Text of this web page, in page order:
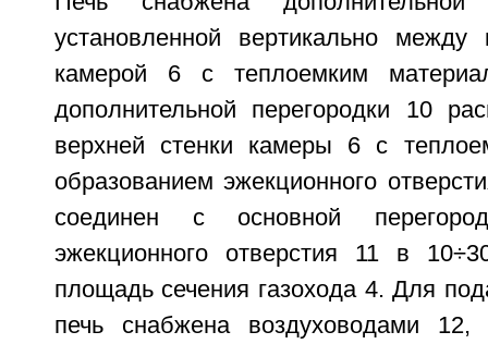
установленной вертикально
камерой 6 с теплоемким
дополнительной перегородки 10
верхней стенки камеры 6 с
образованием эжекционного
соединен с основной
эжекционного отверстия 11 в
площадь сечения газохода 4. Для
печь снабжена воздуховодами